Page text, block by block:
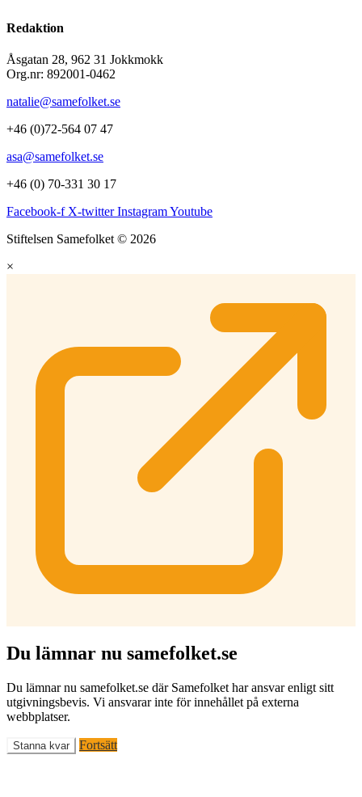
Redaktion
Åsgatan 28, 962 31 Jokkmokk
Org.nr: 892001-0462
natalie@samefolket.se
+46 (0)72-564 07 47
asa@samefolket.se
+46 (0) 70-331 30 17
Facebook-f X-twitter InstagramYoutube
Stiftelsen Samefolket © 2026
×
Du lämnar nu samefolket.se
Du lämnar nu samefolket.se där Samefolket har ansvar enligt sitt
utgivningsbevis. Vi ansvarar inte för innehållet på externa
webbplatser.
Stanna kvar Fortsätt